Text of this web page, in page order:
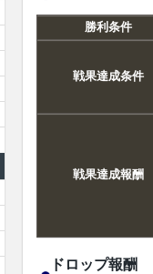
勝利条件
戦果達成条件
戦果達成報酬
ドロップ報酬